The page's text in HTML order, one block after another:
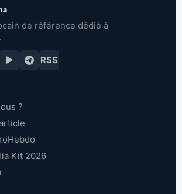
de référence dédié à
▶ RSS
?
Kit 2026